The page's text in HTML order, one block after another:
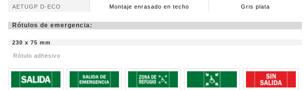
AETUGP D-ECO
Montaje enrasado en techo Gris plata
Rótulos de emergencia:
230 x 75 mm
Rótulo adhesivo